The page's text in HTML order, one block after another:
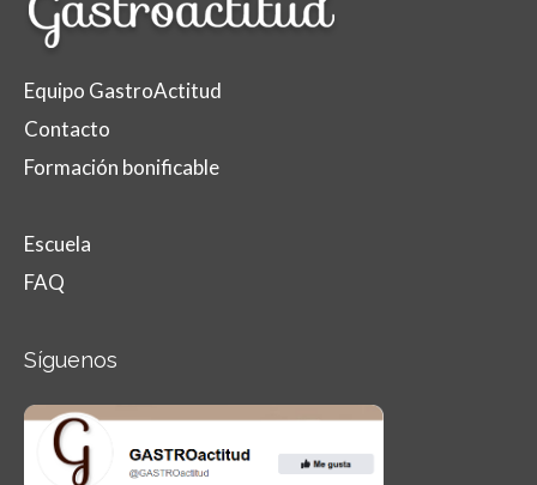
Equipo GastroActitud
Contacto
Formación bonificable
Escuela
FAQ
Síguenos